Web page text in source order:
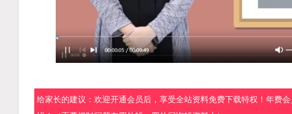
给家长的建议：欢迎开通会员后，享受全站资料免费下载特权！年费